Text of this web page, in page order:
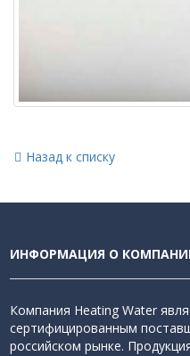
Назад к списку
ИНФОРМАЦИЯ О
Компания Heating Water
сертифицированным
российском рынке.